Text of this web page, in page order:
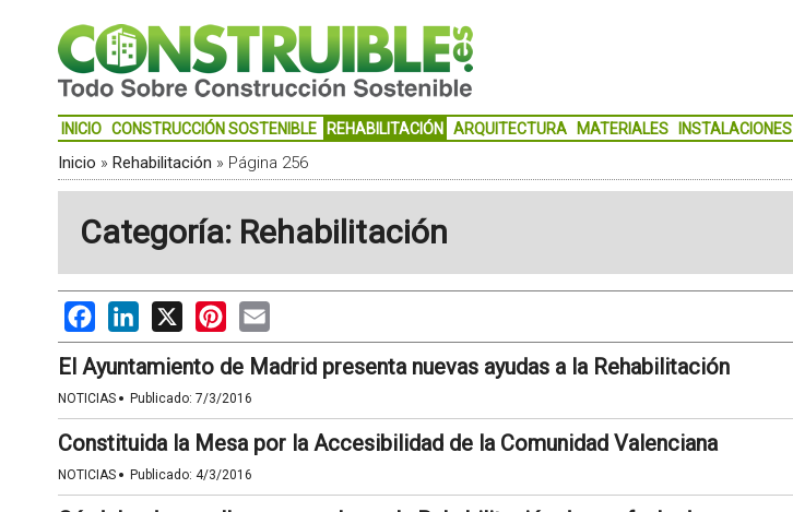
INICIO CONSTRUCCIÓN SOSTENIBLE REHABILITACIÓN ARQUITECTURA MATERIALES INSTALACIONES
Inicio » Rehabilitación » Página 256
Categoría: Rehabilitación
FacebookLinkedIn
X PinterestEmail
El Ayuntamiento de Madrid presenta nuevas ayudas a la Rehabilitación
NOTICIAS · Publicado: 7/3/2016
Constituida la Mesa por la Accesibilidad de la Comunidad Valenciana
NOTICIAS · Publicado: 4/3/2016